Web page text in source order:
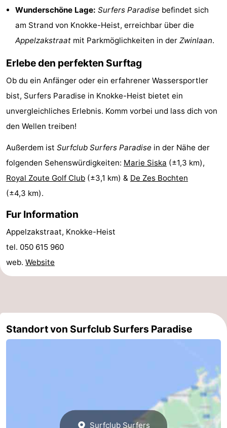
Aussichtspunkte
Attraktionen
Rundfahrten
-
Bauernhöfe
-
Spielplätze
Indoor-
Spielplätze
-
Bowling
-
Zentren
Dörfer
&
Natur
-
Wandern
-
Wunderschöne Lage: Surfers Paradise befindet sich
am Strand von Knokke-Heist, erreichbar über die
Appelzakstraat mit Parkmöglichkeiten in der Zwinlaan.
Erlebe den perfekten Surftag
Ob du ein Anfänger oder ein erfahrener Wassersportler
bist, Surfers Paradise in Knokke-Heist bietet ein
unvergleichliches Erlebnis. Komm vorbei und lass dich von
den Wellen treiben!
Außerdem ist Surfclub Surfers Paradise in der Nähe der
folgenden Sehenswürdigkeiten: Marie Siska (±1,3 km),
Royal Zoute Golf Club (±3,1 km) & De Zes Bochten
(±4,3 km).
Fur Information
Appelzakstraat, Knokke-Heist
tel. 050 615 960
web. Website
Standort von Surfclub Surfers Paradise
Surfclub Surfers